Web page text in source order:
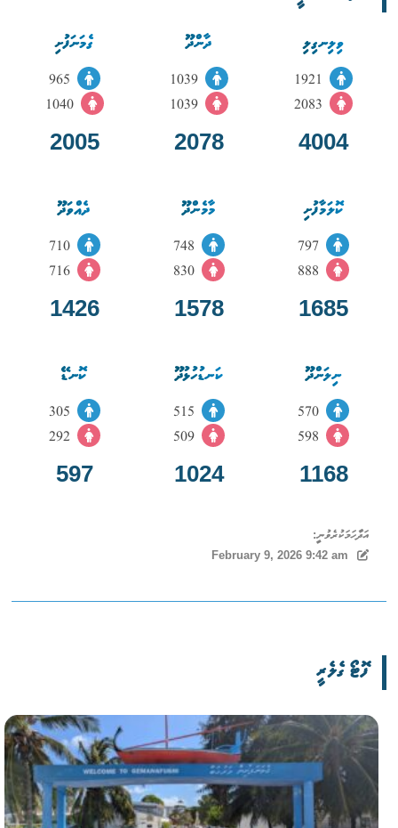
ވިލިނގިލި
1921
2083
4004
ދާންދޫ
1039
1039
2078
ގެމަނަފުށި
1040
2005
ކޮލަމާފުށި
797
888
1685
މާމެންދޫ
748
830
1578
ދެއްވަދޫ
710
716
1426
ނިލަންދޫ
570
598
1168
ކަނޑުހުޅުދޫ
515
509
1024
ކޮނޑޭ
292
597
އަދާހަމަކުރެވުނީ:
February 9, 2026 9:42 am
ފޮޓޯ ގެލެރީ